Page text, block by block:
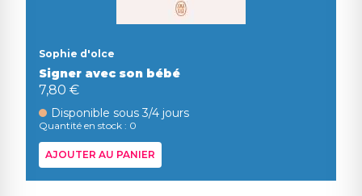
Sophie d'olce
Signer avec son bébé
7,80 €
Disponible sous 3/4 jours
Quantité en stock : 0
AJOUTER AU PANIER